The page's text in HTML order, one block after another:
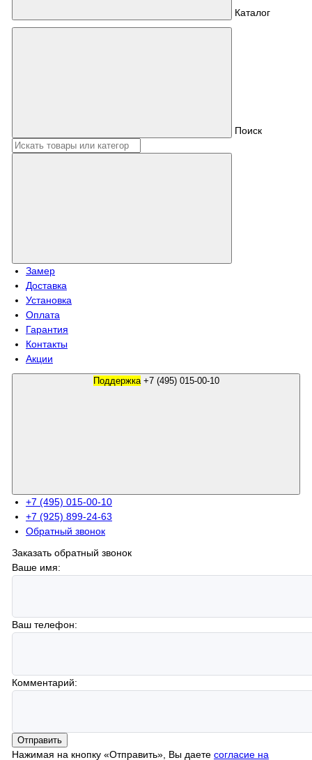
Каталог
Поиск
Замер
Доставка
Установка
Оплата
Гарантия
Контакты
Акции
Поддержка +7 (495) 015-00-10
+7 (495) 015-00-10
+7 (925) 899-24-63
Обратный звонок
Заказать обратный звонок
Ваше имя:
Ваш телефон:
Комментарий:
Отправить
Нажимая на кнопку «Отправить», Вы даете согласие на